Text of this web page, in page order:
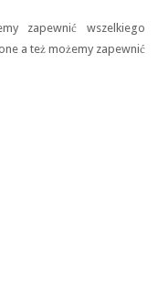
zapewnić wszelkiego
a też możemy zapewnić